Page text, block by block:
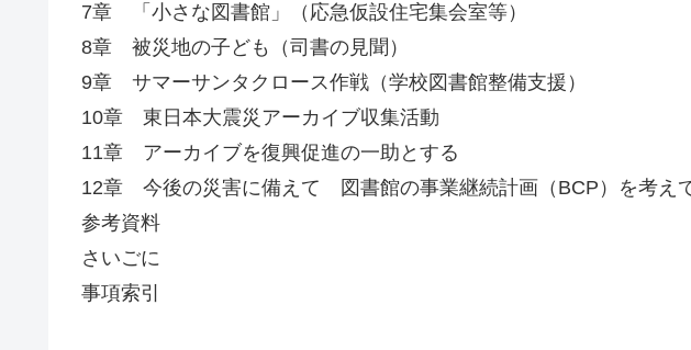
7章 「小さな図書館」（応急仮設住宅集会室等）
8章 被災地の子ども（司書の見聞）
9章 サマーサンタクロース作戦（学校図書館整備支援）
10章 東日本大震災アーカイブ収集活動
11章 アーカイブを復興促進の一助とする
12章 今後の災害に備えて 図書館の事業継続計画（BCP）を考え
参考資料
さいごに
事項索引